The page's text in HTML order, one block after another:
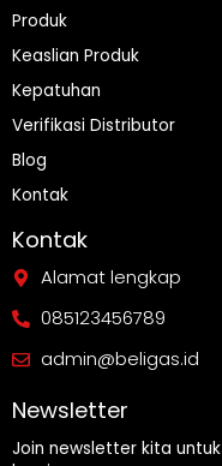
Produk
Keaslian Produk
Kepatuhan
Verifikasi Distributor
Blog
Kontak
Kontak
Alamat lengkap
085123456789
admin@beligas.id
Newsletter
Join newsletter kita